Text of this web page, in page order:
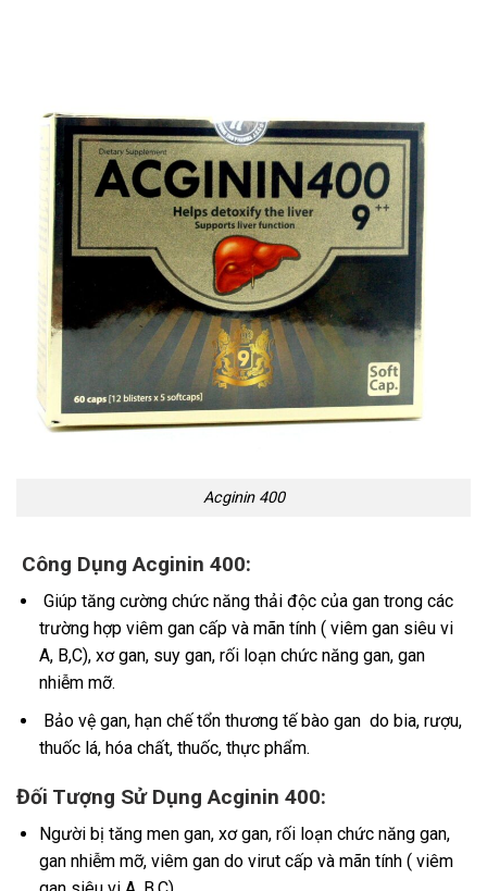
Acginin 400
Công Dụng Acginin 400:
Giúp tăng cường chức năng thải độc của gan trong các
trường hợp viêm gan cấp và mãn tính ( viêm gan siêu vi
A, B,C), xơ gan, suy gan, rối loạn chức năng gan, gan
nhiễm mỡ.
Bảo vệ gan, hạn chế tổn thương tế bào gan do bia, rượu,
thuốc lá, hóa chất, thuốc, thực phẩm.
Đối Tượng Sử Dụng Acginin 400:
Người bị tăng men gan, xơ gan, rối loạn chức năng gan,
gan nhiễm mỡ, viêm gan do virut cấp và mãn tính ( viêm